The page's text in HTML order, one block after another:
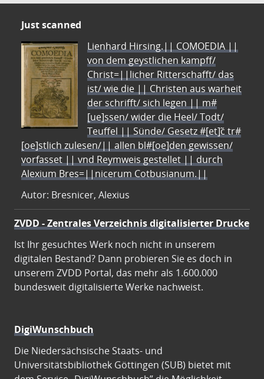
Just scanned
Lienhard Hirsing.|| COMOEDIA ||
von dem geystlichen kampff/
Christ=||licher Ritterschafft/ das
ist/ wie die || Christen aus warheit
der schrifft/ sich legen || m#
[ue]ssen/ wider die Heel/ Todt/
Teuffel || Sünde/ Gesetz #[et]c̃ tr#
[oe]stlich zulesen/|| allen bl#[oe]den gewissen/
vorfasset || vnd Reymweis gestellet || durch
Alexium Bres=||nicerum Cotbusianum.||
Autor: Bresnicer, Alexius
ZVDD - Zentrales Verzeichnis digitalisierter Drucke
Ist Ihr gesuchtes Werk noch nicht in unserem
digitalen Bestand? Dann probieren Sie es doch in
unserem ZVDD Portal, das mehr als 1.600.000
bundesweit digitalisierte Werke nachweist.
DigiWunschbuch
Die Niedersächsische Staats- und
Universitätsbibliothek Göttingen (SUB) bietet mit